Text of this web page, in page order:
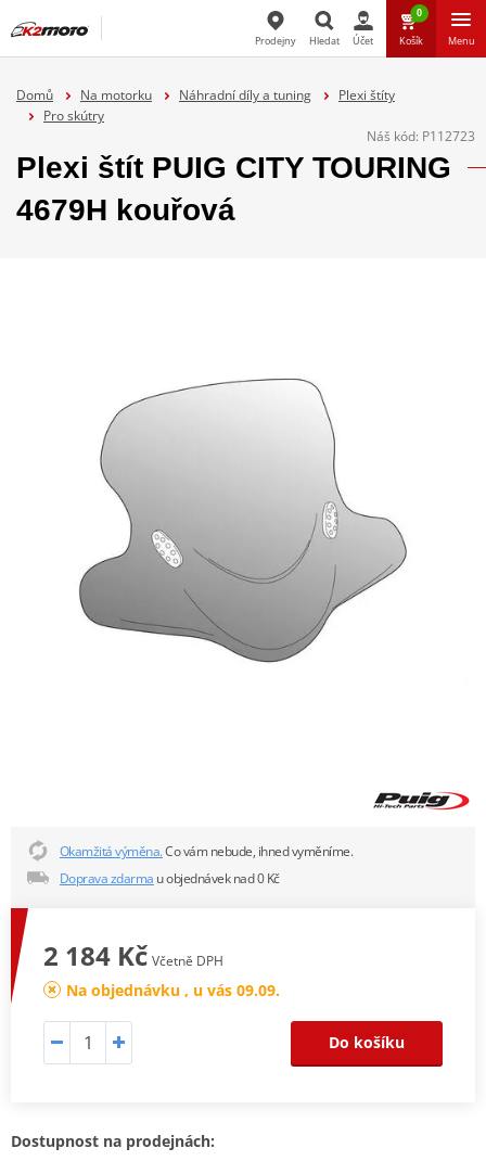
Prodejny Hledat Účet
0
Košík Menu
Domů Na motorku Náhradní díly a tuning
Plexi štíty
Pro skútry
Náš kód: P112723
Plexi štít PUIG CITY TOURING
4679H kouřová
Okamžitá výměna.Co vám nebude, ihned vyměníme.
Doprava zdarma u objednávek nad 0 Kč
2 184 Kč Včetně DPH
Na objednávku , u vás 09.09.
Do košíku
Dostupnost na prodejnách: